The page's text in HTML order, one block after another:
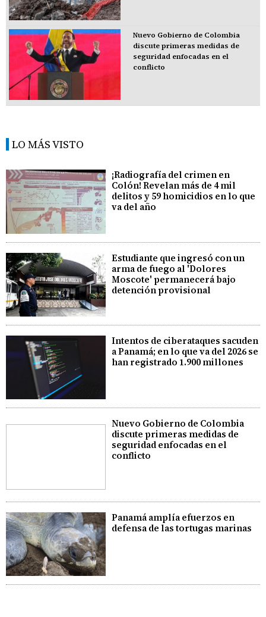
Nuevo Gobierno de Colombia
discute primeras medidas de
seguridad enfocadas en el
conflicto
LO MÁS VISTO
¡Radiografía del crimen en
Colón! Revelan más de 4 mil
delitos y 59 homicidios en lo que
va del año
Estudiante que ingresó con un
arma de fuego al 'Dolores
Moscote' permanecerá bajo
detención provisional
Intentos de ciberataques sacuden
a Panamá; en lo que va del 2026 se
han registrado 1.900 millones
Nuevo Gobierno de Colombia
discute primeras medidas de
seguridad enfocadas en el
conflicto
Panamá amplía efuerzos en
defensa de las tortugas marinas